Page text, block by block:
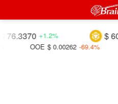
$ 604.141
+1.2%
$ 0.00262 -69.4%